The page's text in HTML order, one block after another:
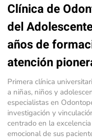
Clínica de
del
años de
atención
Primera clínica
a niñas, niños y
especialistas en
investigación y
centrado en la
emocional de sus